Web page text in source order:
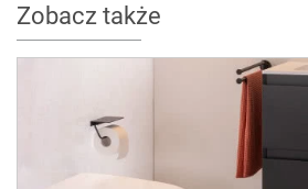
Zobacz także